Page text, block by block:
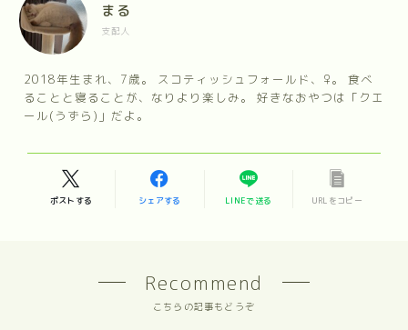
まる
支配人
2018年生まれ、7歳。 スコティッシュフォールド、♀。 食べ
ることと寝ることが、なりより楽しみ。 好きなおやつは「クエ
ール(うずら)」だよ。
ポストする シェアする LINEで送る URLをコピー
Recommend
こちらの記事もどうぞ